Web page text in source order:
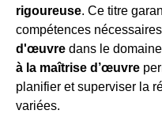
rigoureuse. Ce titre
compétences
d'œuvre dans le
à la maîtrise d’œuvre
planifier et superviser la
variées.